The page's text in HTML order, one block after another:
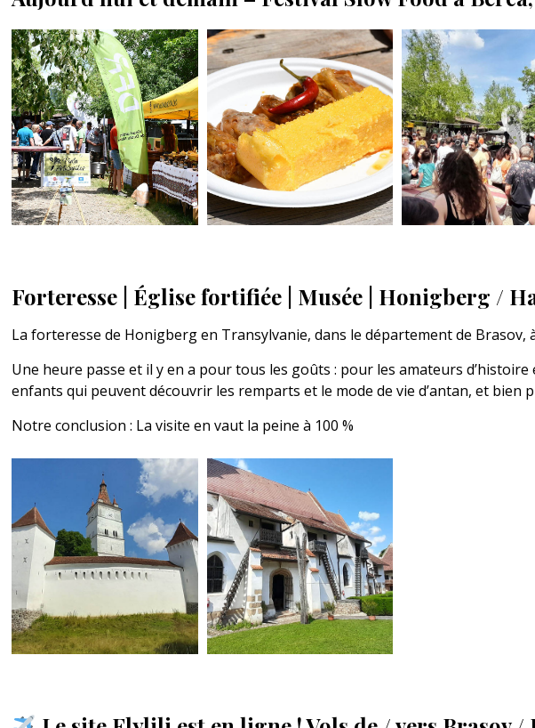
Forteresse | Église fortifiée | Musée | Honigberg /
La forteresse de Honigberg en Transylvanie, dans le département de
Une heure passe et il y en a pour tous les goûts : pour les amateurs
enfants qui peuvent découvrir les remparts et le mode de vie d’antan, et bien
Notre conclusion : La visite en vaut la peine à 100 %